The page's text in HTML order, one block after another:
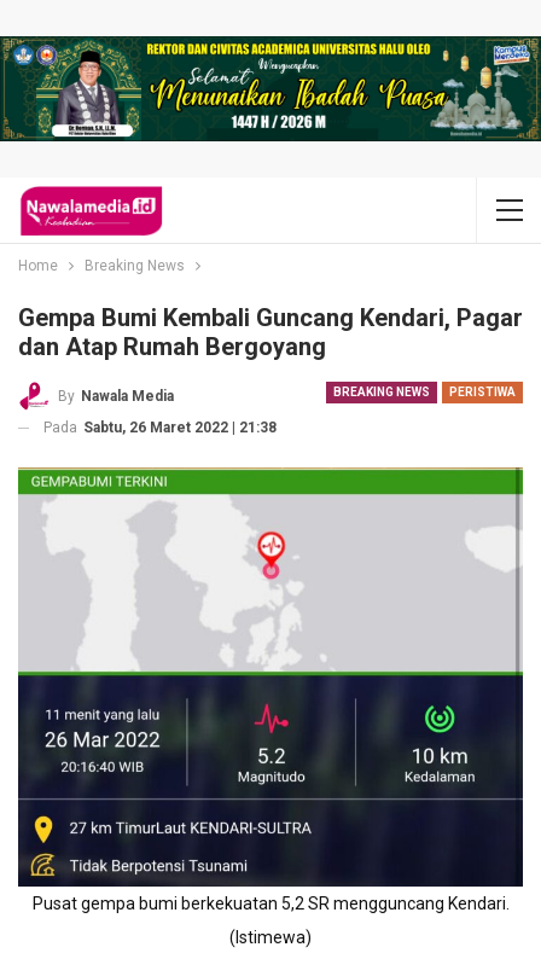
Home Breaking News
Gempa Bumi Kembali Guncang Kendari, Pagar
dan Atap Rumah Bergoyang
BREAKING NEWS PERISTIWA
By Nawala Media
Pada Sabtu, 26 Maret 2022 | 21:38
Pusat gempa bumi berkekuatan 5,2 SR mengguncang Kendari.
(Istimewa)